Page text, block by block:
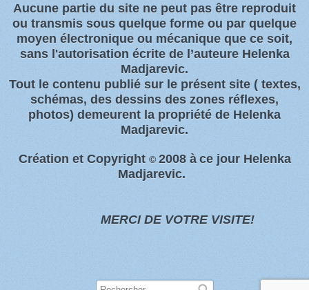
Aucune partie du site ne peut pas être reproduit
ou transmis sous quelque forme ou par quelque
moyen électronique ou mécanique que ce soit,
sans l'autorisation écrite de l’auteure Helenka
Madjarevic.
Tout l e contenu publié sur le présent site( textes,
schémas, des dessins des zones réflexes,
photos) demeurent la propriété de Helenka
Madjarevic.
Création et Copyright © 2008 à ce jour Helenka
Madjarevic.
MERCI DE VOTRE VISITE!